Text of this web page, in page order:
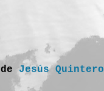
deJesús Quintero